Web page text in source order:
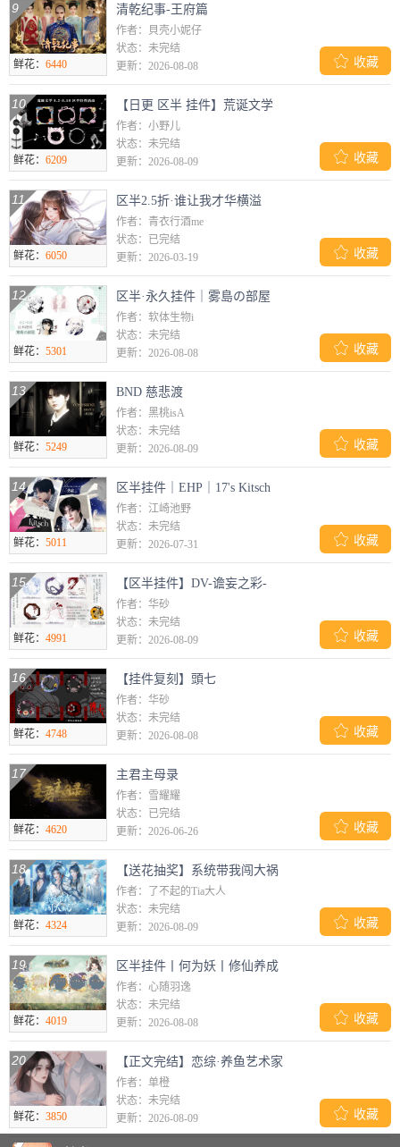
9
鲜花： 6440
清乾纪事-王府篇
作者：貝壳小妮仔
状态：未完结
更新：2026-08-08
 收藏
10
鲜花： 6209
【日更 区半 挂件】荒诞文学
作者：小野儿
状态：未完结
更新：2026-08-09
 收藏
11
鲜花： 6050
区半2.5折·谁让我才华横溢
作者：青衣行酒me
状态：已完结
更新：2026-03-19
 收藏
12
鲜花： 5301
区半·永久挂件｜雾島の部屋
作者：软体生物i
状态：未完结
更新：2026-08-08
 收藏
13
鲜花： 5249
BND 慈悲渡
作者：黑桃isA
状态：未完结
更新：2026-08-09
 收藏
14
鲜花： 5011
区半挂件｜EHP｜17's Kitsch
作者：江崎池野
状态：未完结
更新：2026-07-31
 收藏
15
鲜花： 4991
【区半挂件】DV-谵妄之彩-
作者：华砂
状态：未完结
更新：2026-08-09
 收藏
16
鲜花： 4748
【挂件复刻】頭七
作者：华砂
状态：未完结
更新：2026-08-08
 收藏
17
鲜花： 4620
主君主母录
作者：雪耀耀
状态：已完结
更新：2026-06-26
 收藏
18
鲜花： 4324
【送花抽奖】系统带我闯大祸
作者：了不起的Tia大人
状态：未完结
更新：2026-08-09
 收藏
19
鲜花： 4019
区半挂件丨何为妖丨修仙养成
作者：心随羽逸
状态：未完结
更新：2026-08-08
 收藏
20
鲜花： 3850
【正文完结】恋综·养鱼艺术家
作者：单橙
状态：未完结
更新：2026-08-09
 收藏